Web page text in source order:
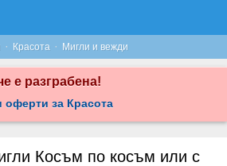
· Красота · Мигли и вежди
е разграбена!
оферти за Красота
Косъм по косъм или с